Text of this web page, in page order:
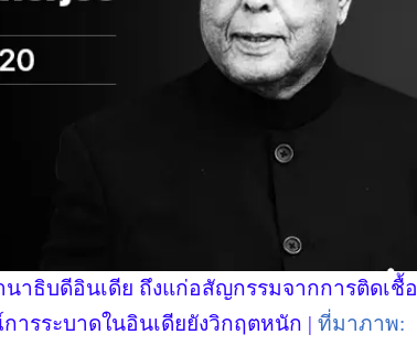
าธิบดีอินเดีย ถึงแก่อสัญกรรมจากการติดเชื้อ
รระบาดในอินเดียยังวิกฤตหนัก | ที่มาภาพ: